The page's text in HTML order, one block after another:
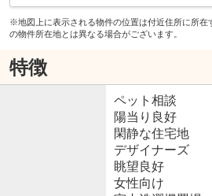
※地図上に表示される物件の位置は付近住所に所在
の物件所在地とは異なる場合がございます。
特徴
ペット相談
陽当り良好
閑静な住宅地
デザイナーズ
眺望良好
女性向け